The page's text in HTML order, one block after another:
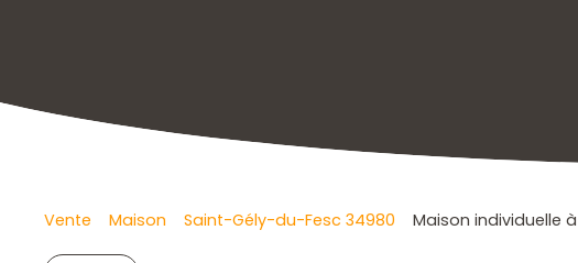
Vente Maison Saint-Gély-du-Fesc 34980 Maison individuelle